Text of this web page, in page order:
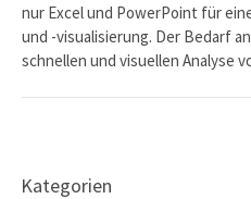
nur Excel und PowerPoint für
und -visualisierung. Der Bedarf
schnellen und visuellen Analyse
Kategorien